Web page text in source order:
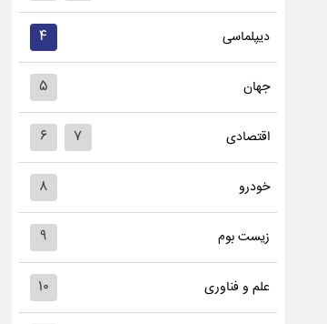
دیپلماسی ۴
جهان ۵
اقتصادی ۶ ۷
خودرو ۸
زیست بوم ۹
علم و فناوری ۱۰